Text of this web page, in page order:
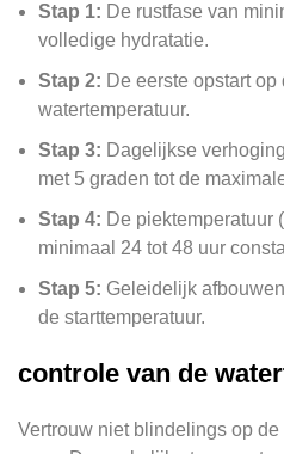
Stap 1: De rustfase van
volledige hydratatie.
Stap 2: De eerste opstart
watertemperatuur.
Stap 3: Dagelijkse
met 5 graden tot de
Stap 4: De piektemperatuur
minimaal 24 tot 48 uur
Stap 5: Geleidelijk
de starttemperatuur.
controle van de
Vertrouw niet blindelings op